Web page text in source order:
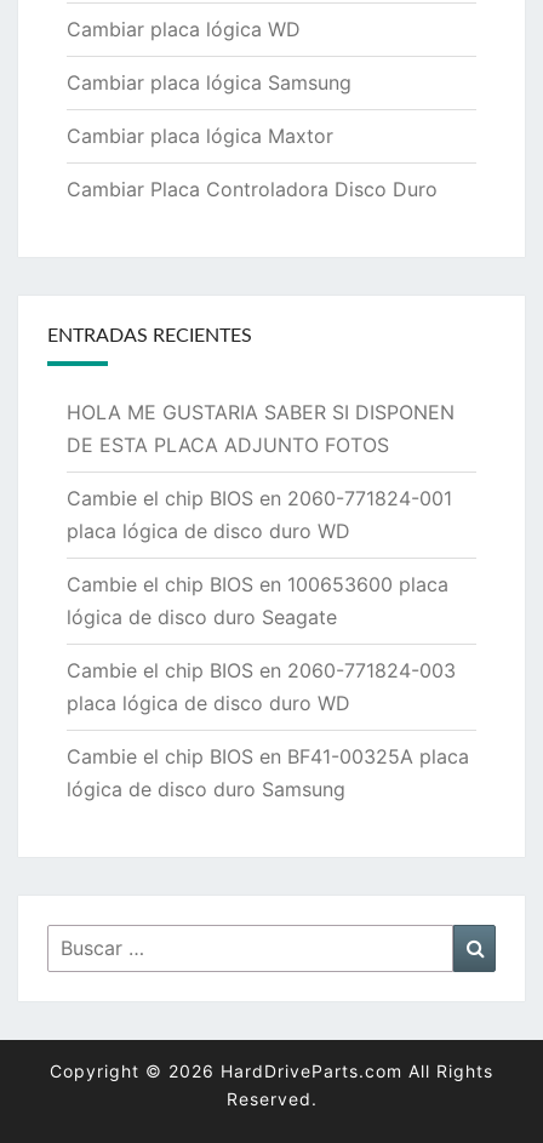
Cambiar placa lógica WD
Cambiar placa lógica Samsung
Cambiar placa lógica Maxtor
Cambiar Placa Controladora Disco Duro
ENTRADAS RECIENTES
HOLA ME GUSTARIA SABER SI DISPONEN
DE ESTA PLACA ADJUNTO FOTOS
Cambie el chip BIOS en 2060-771824-001
placa lógica de disco duro WD
Cambie el chip BIOS en 100653600 placa
lógica de disco duro Seagate
Cambie el chip BIOS en 2060-771824-003
placa lógica de disco duro WD
Cambie el chip BIOS en BF41-00325A placa
lógica de disco duro Samsung
Buscar
por:
Copyright © 2026 HardDriveParts.com All Rights
Reserved.